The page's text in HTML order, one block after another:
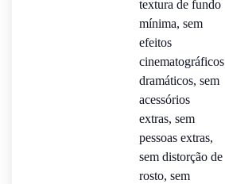
textura de fundo
mínima, sem
efeitos
cinematográficos
dramáticos, sem
acessórios
extras, sem
pessoas extras,
sem distorção de
rosto, sem